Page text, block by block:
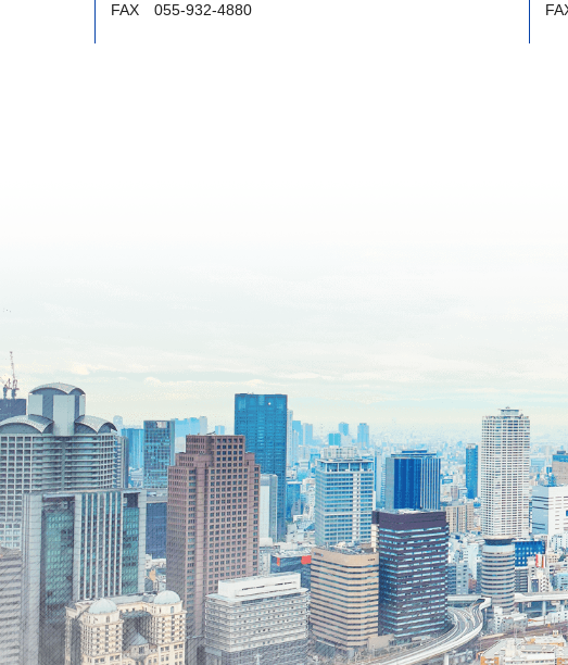
FAX 055-932-4880